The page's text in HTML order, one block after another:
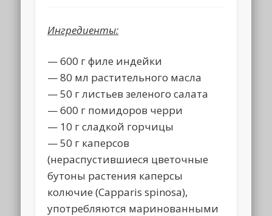
Ингредиенты:
— 600 г филе индейки
— 80 мл растительного масла
— 50 г листьев зеленого салата
— 600 г помидоров черри
— 10 г сладкой горчицы
— 50 г каперсов
(нераспустившиеся цветочные
бутоны растения каперсы
колючие (Capparis spinosa),
употребляются маринованными